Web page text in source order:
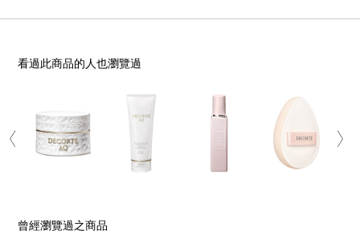
看過此商品的人也瀏覽過
曾經瀏覽過之商品